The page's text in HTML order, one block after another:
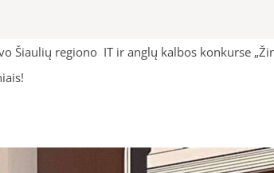
Šiaulių regiono IT ir anglų kalbos konkurse